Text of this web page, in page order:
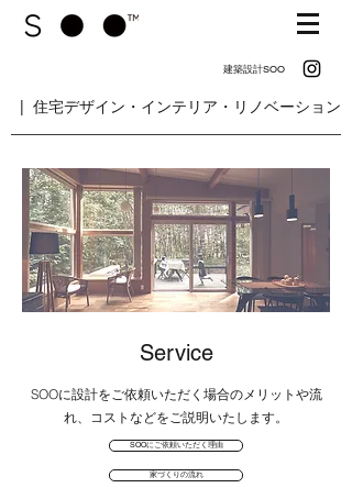
建築設計SOO
| 住宅デザイン・インテリア・リノベーション
Service
SOOに設計をご依頼いただく場合のメリットや流
れ、コストなどをご説明いたします。
SOOにご依頼いただく理由
家づくりの流れ